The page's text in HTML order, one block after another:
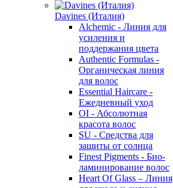
Davines (Италия)
Alchemic - Линия для
усиления и
поддержания цвета
Authentic Formulas -
Органическая линия
для волос
Essential Haircare -
Eжедневный уход
OI - Абсолютная
красота волос
SU - Средства для
защиты от солнца
Finest Pigments - Био-
ламинирование волос
Heart Of Glass – Линия